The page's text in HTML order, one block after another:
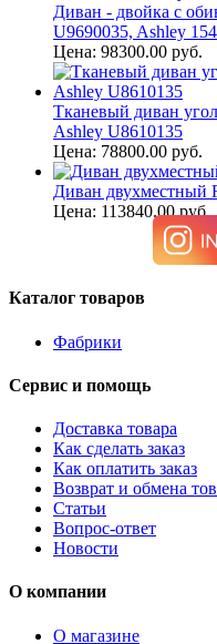
Диван - двойка с
U9690035, Ashley
Цена: 98300.00 руб.
Тканевый диван
Ashley U8610135
Цена: 78800.00 руб.
Диван двухместный
Цена: 113840.00 руб.
Каталог товаров
Фабрики
Сервис и помощь
Доставка товара
Как сделать заказ
Как оплатить заказ
Возврат и обмена
Статьи
Вопрос-ответ
Новости
О компании
О магазине